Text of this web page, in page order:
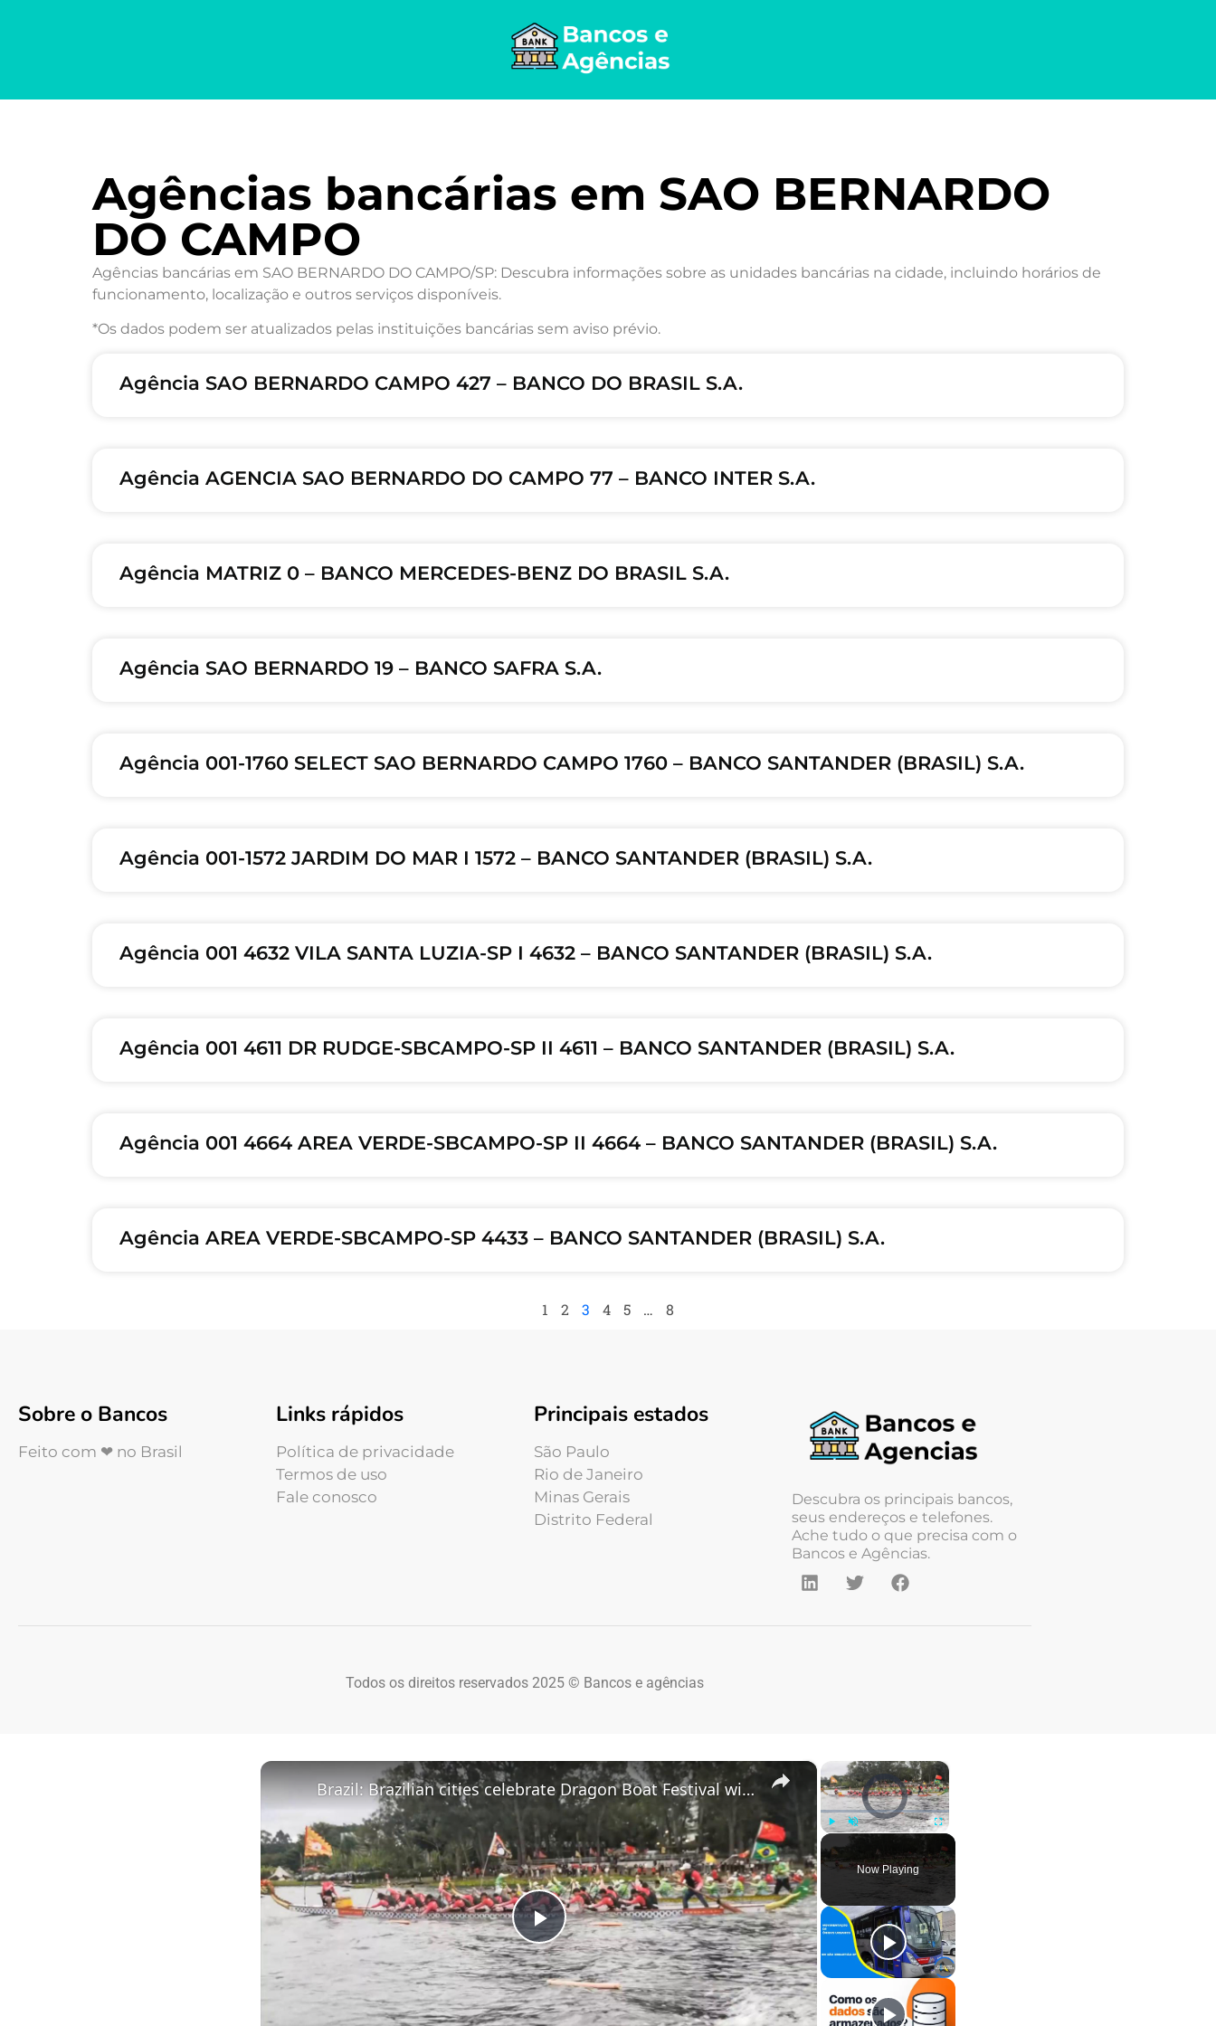
Agências bancárias em SAO BERNARDO
DO CAMPO
Agências bancárias em SAO BERNARDO DO CAMPO/SP: Descubra informações sobre as unidades bancárias na cidade, incluindo horários de
funcionamento, localização e outros serviços disponíveis.
*Os dados podem ser atualizados pelas instituições bancárias sem aviso prévio.
Agência SAO BERNARDO CAMPO 427 – BANCO DO BRASIL S.A.
Agência AGENCIA SAO BERNARDO DO CAMPO 77 – BANCO INTER S.A.
Agência MATRIZ 0 – BANCO MERCEDES-BENZ DO BRASIL S.A.
Agência SAO BERNARDO 19 – BANCO SAFRA S.A.
Agência 001-1760 SELECT SAO BERNARDO CAMPO 1760 – BANCO SANTANDER (BRASIL) S.A.
Agência 001-1572 JARDIM DO MAR I 1572 – BANCO SANTANDER (BRASIL) S.A.
Agência 001 4632 VILA SANTA LUZIA-SP I 4632 – BANCO SANTANDER (BRASIL) S.A.
Agência 001 4611 DR RUDGE-SBCAMPO-SP II 4611 – BANCO SANTANDER (BRASIL) S.A.
Agência 001 4664 AREA VERDE-SBCAMPO-SP II 4664 – BANCO SANTANDER (BRASIL) S.A.
Agência AREA VERDE-SBCAMPO-SP 4433 – BANCO SANTANDER (BRASIL) S.A.
1 2 3 4 5 … 8
Sobre o Bancos
Feito com ❤ no Brasil
Links rápidos
Política de privacidade
Termos de uso
Fale conosco
Principais estados
São Paulo
Rio de Janeiro
Minas Gerais
Distrito Federal
Descubra os principais bancos,
seus endereços e telefones.
Ache tudo o que precisa com o
Bancos e Agências.
Todos os direitos reservados 2025 © Bancos e agências
×
Video Player is loading.
Fullscreen
Now Playing
×
Play Video
Brazil: Brazilian cities celebrate Dragon Boat Festival with vibrant boating races.